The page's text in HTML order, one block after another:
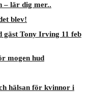
– lär dig mer..
blev!
gäst Tony Irving 11 feb
mogen hud
hälsan för kvinnor i